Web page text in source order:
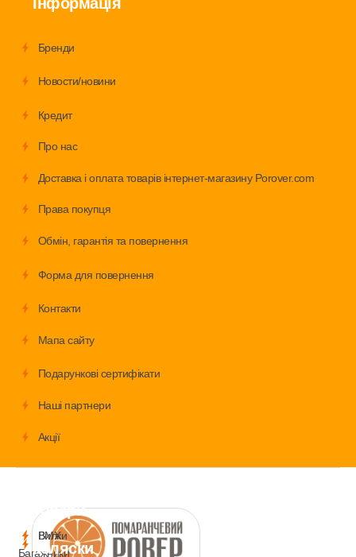
Бренди
Новости/новини
Кредит
Про нас
Доставка і оплата товарів інтернет-магазину Porover.com
Права покупця
Обмiн, гарантія та повернення
Форма для повернення
Контакти
Мапа сайту
Подарункові сертифікати
Наші партнери
Акції
BMX
Багажники
Вилки
товари
і
коляски